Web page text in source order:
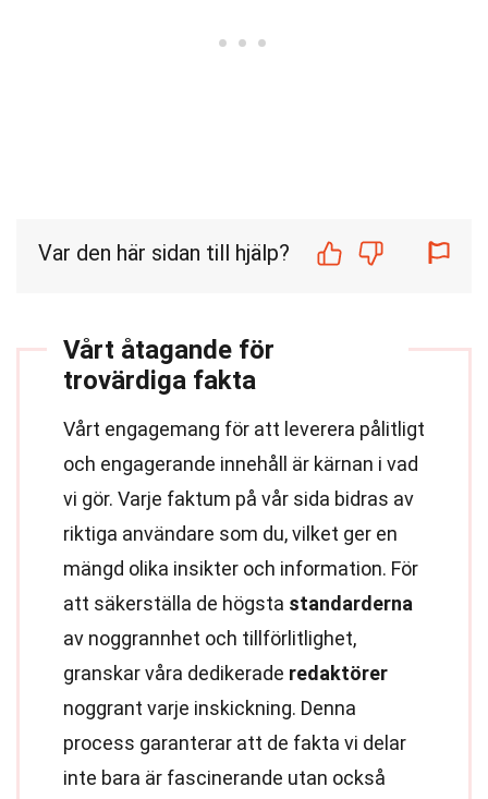
Var den här sidan till hjälp?
Vårt åtagande för
trovärdiga fakta
Vårt engagemang för att leverera pålitligt
och engagerande innehåll är kärnan i vad
vi gör. Varje faktum på vår sida bidras av
riktiga användare som du, vilket ger en
mängd olika insikter och information. För
att säkerställa de högsta standarderna
av noggrannhet och tillförlitlighet,
granskar våra dedikerade redaktörer
noggrant varje inskickning. Denna
process garanterar att de fakta vi delar
inte bara är fascinerande utan också